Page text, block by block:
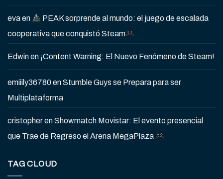
evaen
PEAK sorprende al mundo: el juego de escalada
cooperativa que conquistó Steam
Edwinen ¡Content Warning: El Nuevo Fenómeno de Steam!
emiiily36780enStumble Guys se Prepara para ser
Multiplataforma
cristopherenShowmatch Movistar: El evento presencial
que Trae de Regreso el Arena MegaPlaza
TAG CLOUD